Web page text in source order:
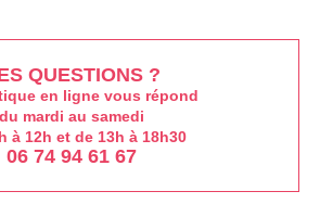
QUESTIONS ?
en ligne vous répond
du mardi au samedi
à 12h et de 13h à 18h30
06 74 94 61 67